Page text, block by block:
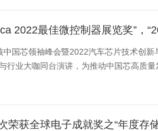
2022最佳微控制器展览奖”，
国芯领袖峰会暨2022汽车芯片技术创
行业大咖同台演讲，为推动中国芯高质量
荣获全球电子成就奖之“年度存